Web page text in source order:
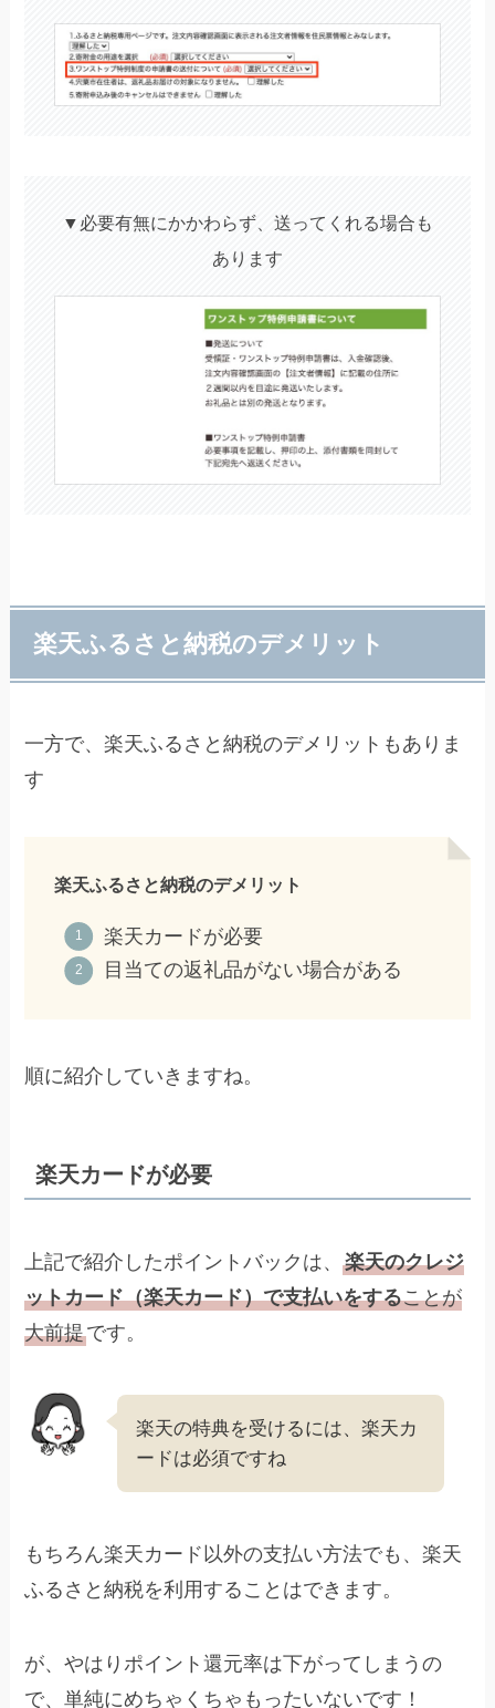
▼必要有無にかかわらず、送ってくれる場合も
あります
楽天ふるさと納税のデメリット
一方で、楽天ふるさと納税のデメリットもありま
す
楽天ふるさと納税のデメリット
楽天カードが必要
目当ての返礼品がない場合がある
順に紹介していきますね。
楽天カードが必要
上記で紹介したポイントバックは、楽天のクレジ
ットカード（楽天カード）で支払いをすることが
大前提です。
楽天の特典を受けるには、楽天カ
ードは必須ですね
もちろん楽天カード以外の支払い方法でも、楽天
ふるさと納税を利用することはできます。
が、やはりポイント還元率は下がってしまうの
で、単純にめちゃくちゃもったいないです！